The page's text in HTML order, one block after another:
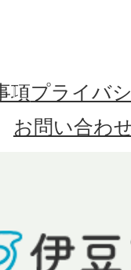
項プライバ
お問い合わ